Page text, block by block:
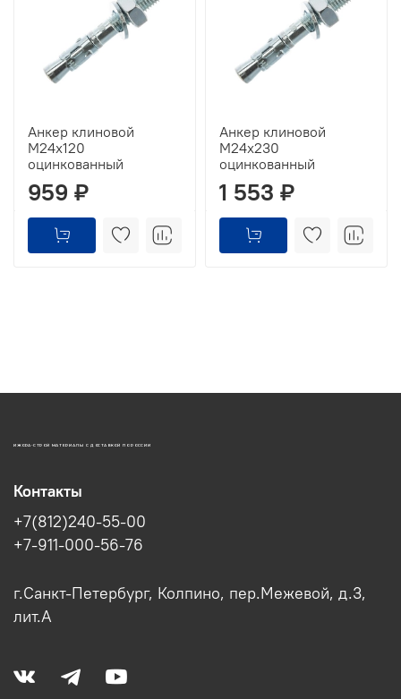
Анкер клиновой
М24х120
оцинкованный
959 ₽
Анкер клиновой
М24х230
оцинкованный
1 553 ₽
ИЖОРА-СТРОЙ МАТЕРИАЛЫ С ДОСТАВКОЙ ПО РОССИИ
Контакты
+7(812)240-55-00
+7-911-000-56-76
г.Санкт-Петербург, Колпино, пер.Межевой, д.3,
лит.А